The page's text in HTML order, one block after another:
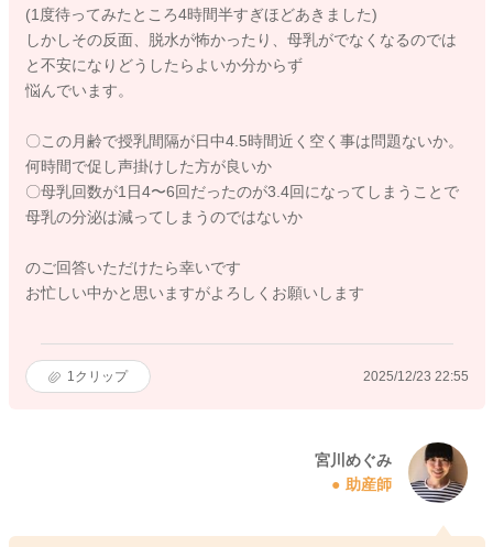
(1度待ってみたところ4時間半すぎほどあきました)
しかしその反面、脱水が怖かったり、母乳がでなくなるのでは
と不安になりどうしたらよいか分からず
悩んでいます。
〇この月齢で授乳間隔が日中4.5時間近く空く事は問題ないか。
何時間で促し声掛けした方が良いか
〇母乳回数が1日4〜6回だったのが3.4回になってしまうことで
母乳の分泌は減ってしまうのではないか
のご回答いただけたら幸いです
お忙しい中かと思いますがよろしくお願いします
1 クリップ 2025/12/23 22:55
宮川めぐみ
助産師